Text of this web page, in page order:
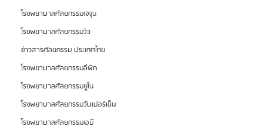
โรงพยาบาลศัลยกรรมเจจุน
โรงพยาบาลศัลยกรรมวิว
ข่าวสารศัลยกรรม ประเทศไทย
โรงพยาบาลศัลยกรรมอีพิก
โรงพยาบาลศัลยกรรมยูโน
โรงพยาบาลศัลยกรรมวันเปอร์เซ็น
โรงพยาบาลศัลยกรรมเอบี